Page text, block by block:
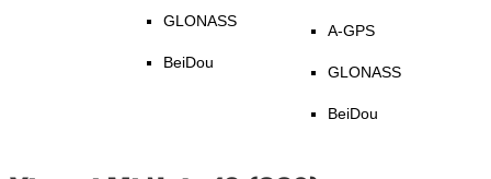
GLONASS
BeiDou
A-GPS
GLONASS
BeiDou